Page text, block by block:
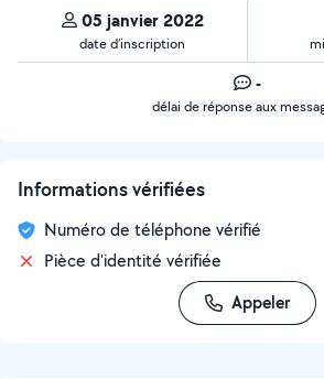
05 janvier 2022
date d’inscription
-
délai de réponse aux
Informations vérifiées
Numéro de téléphone vérifié
Pièce d'identité vérifiée
Appeler